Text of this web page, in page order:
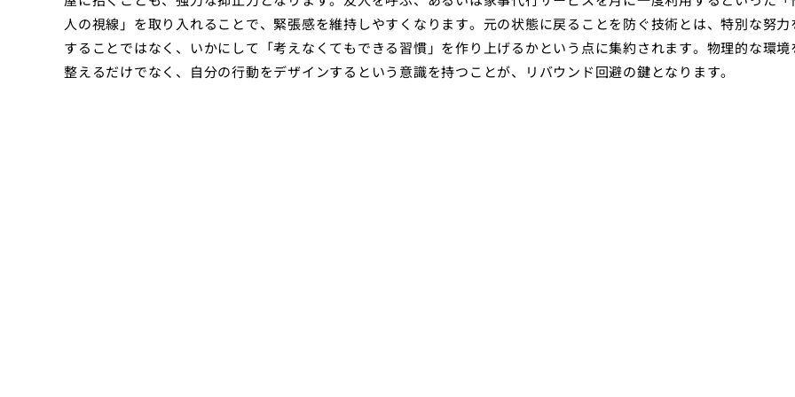
人の視線」を取り入れることで、緊張感を維持しやすくなります。元の状態に戻ることを防ぐ技術とは、特別な努力
することではなく、いかにして「考えなくてもできる習慣」を作り上げるかという点に集約されます。物理的な環境
整えるだけでなく、自分の行動をデザインするという意識を持つことが、リバウンド回避の鍵となります。